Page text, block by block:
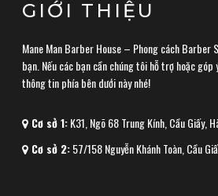
GIỚI THIỆU
Mane Man Barber House – Phong cách Barber
bạn. Nếu các bạn cần chúng tôi hỗ trợ hoặc
thông tin phía bên dưới này nhé!
Cơ sở 1:K31, Ngõ 68 Trung Kính, Cầu Giấy,
Cơ sở 2:57/158 Nguyễn Khánh Toàn, Cầu